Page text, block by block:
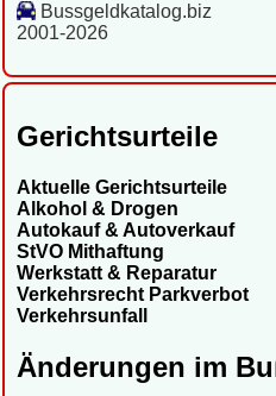
Bussgeldkatalog.biz
2001-2026
Gerichtsurteile
Aktuelle Gerichtsurteile
Alkohol & Drogen
Autokauf & Autoverkauf
StVO Mithaftung
Werkstatt & Reparatur
Verkehrsrecht Parkverbot
Verkehrsunfall
Änderungen im